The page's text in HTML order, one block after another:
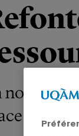
nouvelle
aux